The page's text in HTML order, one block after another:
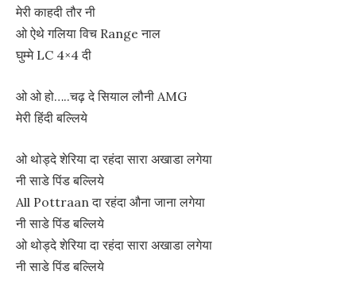
मेरी काहदी तौर नी
ओ ऐथे गलिया विच Range नाल
घुम्मे LC 4×4 दी
ओ ओ हो…..चढ़ दे सियाल लौनी AMG
मेरी हिंदी बल्लिये
ओ थोड्दे शेरिया दा रहंदा सारा अखाडा लगेया
नी साडे पिंड बल्लिये
All Pottraan दा रहंदा औना जाना लगेया
नी साडे पिंड बल्लिये
ओ थोड्दे शेरिया दा रहंदा सारा अखाडा लगेया
नी साडे पिंड बल्लिये